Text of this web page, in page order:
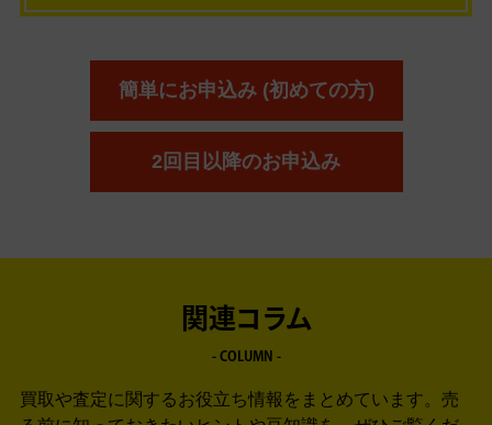
簡単にお申込み (初めての方)
2回目以降のお申込み
関連コラム
- COLUMN -
買取や査定に関するお役立ち情報をまとめています。 売